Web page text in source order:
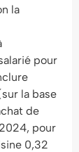
la
pour
la base
de
pour
0,32